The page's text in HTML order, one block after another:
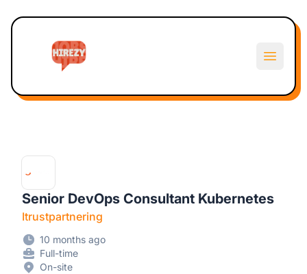
Open
Senior DevOps Consultant Kubernetes
Itrustpartnering
10 months ago
Full-time
On-site